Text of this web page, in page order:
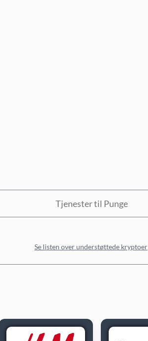
Tjenester til Punge
Se listen over understøttede kryptoer